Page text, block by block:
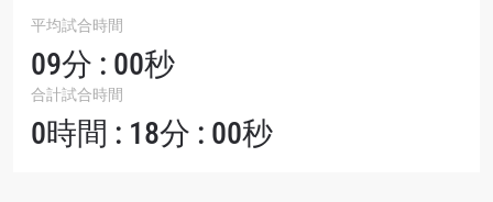
平均試合時間
09分 : 00秒
合計試合時間
0時間 : 18分 : 00秒